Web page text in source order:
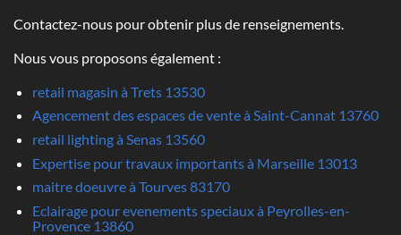
Contactez-nous pour obtenir plus de renseignements.
Nous vous proposons également :
retail magasin à Trets 13530
Agencement des espaces de vente à Saint-Cannat 13760
retail lighting à Senas 13560
Expertise pour travaux importants à Marseille 13013
maitre doeuvre à Tourves 83170
Eclairage pour evenements speciaux à Peyrolles-en-
Provence 13860